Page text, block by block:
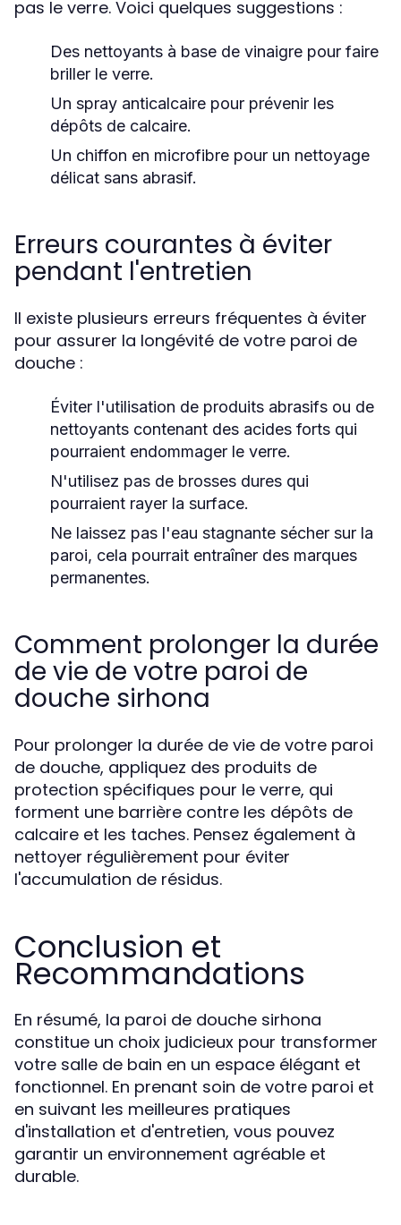
pas le verre. Voici quelques suggestions :
Des nettoyants à base de vinaigre pour faire
briller le verre.
Un spray anticalcaire pour prévenir les
dépôts de calcaire.
Un chiffon en microfibre pour un nettoyage
délicat sans abrasif.
Erreurs courantes à éviter
pendant l'entretien
Il existe plusieurs erreurs fréquentes à éviter
pour assurer la longévité de votre paroi de
douche :
Éviter l'utilisation de produits abrasifs ou de
nettoyants contenant des acides forts qui
pourraient endommager le verre.
N'utilisez pas de brosses dures qui
pourraient rayer la surface.
Ne laissez pas l'eau stagnante sécher sur la
paroi, cela pourrait entraîner des marques
permanentes.
Comment prolonger la durée
de vie de votre paroi de
douche sirhona
Pour prolonger la durée de vie de votre paroi
de douche, appliquez des produits de
protection spécifiques pour le verre, qui
forment une barrière contre les dépôts de
calcaire et les taches. Pensez également à
nettoyer régulièrement pour éviter
l'accumulation de résidus.
Conclusion et
Recommandations
En résumé, la paroi de douche sirhona
constitue un choix judicieux pour transformer
votre salle de bain en un espace élégant et
fonctionnel. En prenant soin de votre paroi et
en suivant les meilleures pratiques
d'installation et d'entretien, vous pouvez
garantir un environnement agréable et
durable.